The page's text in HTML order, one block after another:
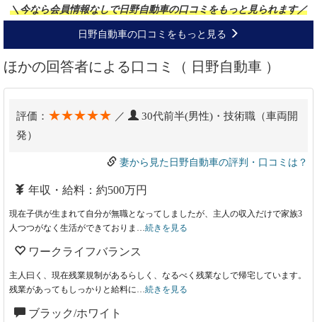
＼今なら会員情報なしで日野自動車の口コミをもっと見られます／
日野自動車の口コミをもっと見る
ほかの回答者による口コミ（ 日野自動車 ）
評価： ★★★★★ ／
30代前半(男性)・技術職（車両開
発）
妻から見た日野自動車の評判・口コミは？
年収・給料：約500万円
現在子供が生まれて自分が無職となってしましたが、主人の収入だけで家族3
人つつがなく生活ができておりま…続きを見る
ワークライフバランス
主人曰く、現在残業規制があるらしく、なるべく残業なしで帰宅しています。
残業があってもしっかりと給料に…続きを見る
ブラック/ホワイト